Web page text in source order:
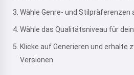
Wähle Genre- und Stilpräferenzen
Wähle das Qualitätsniveau für
Klicke auf Generieren und erhalte
Versionen